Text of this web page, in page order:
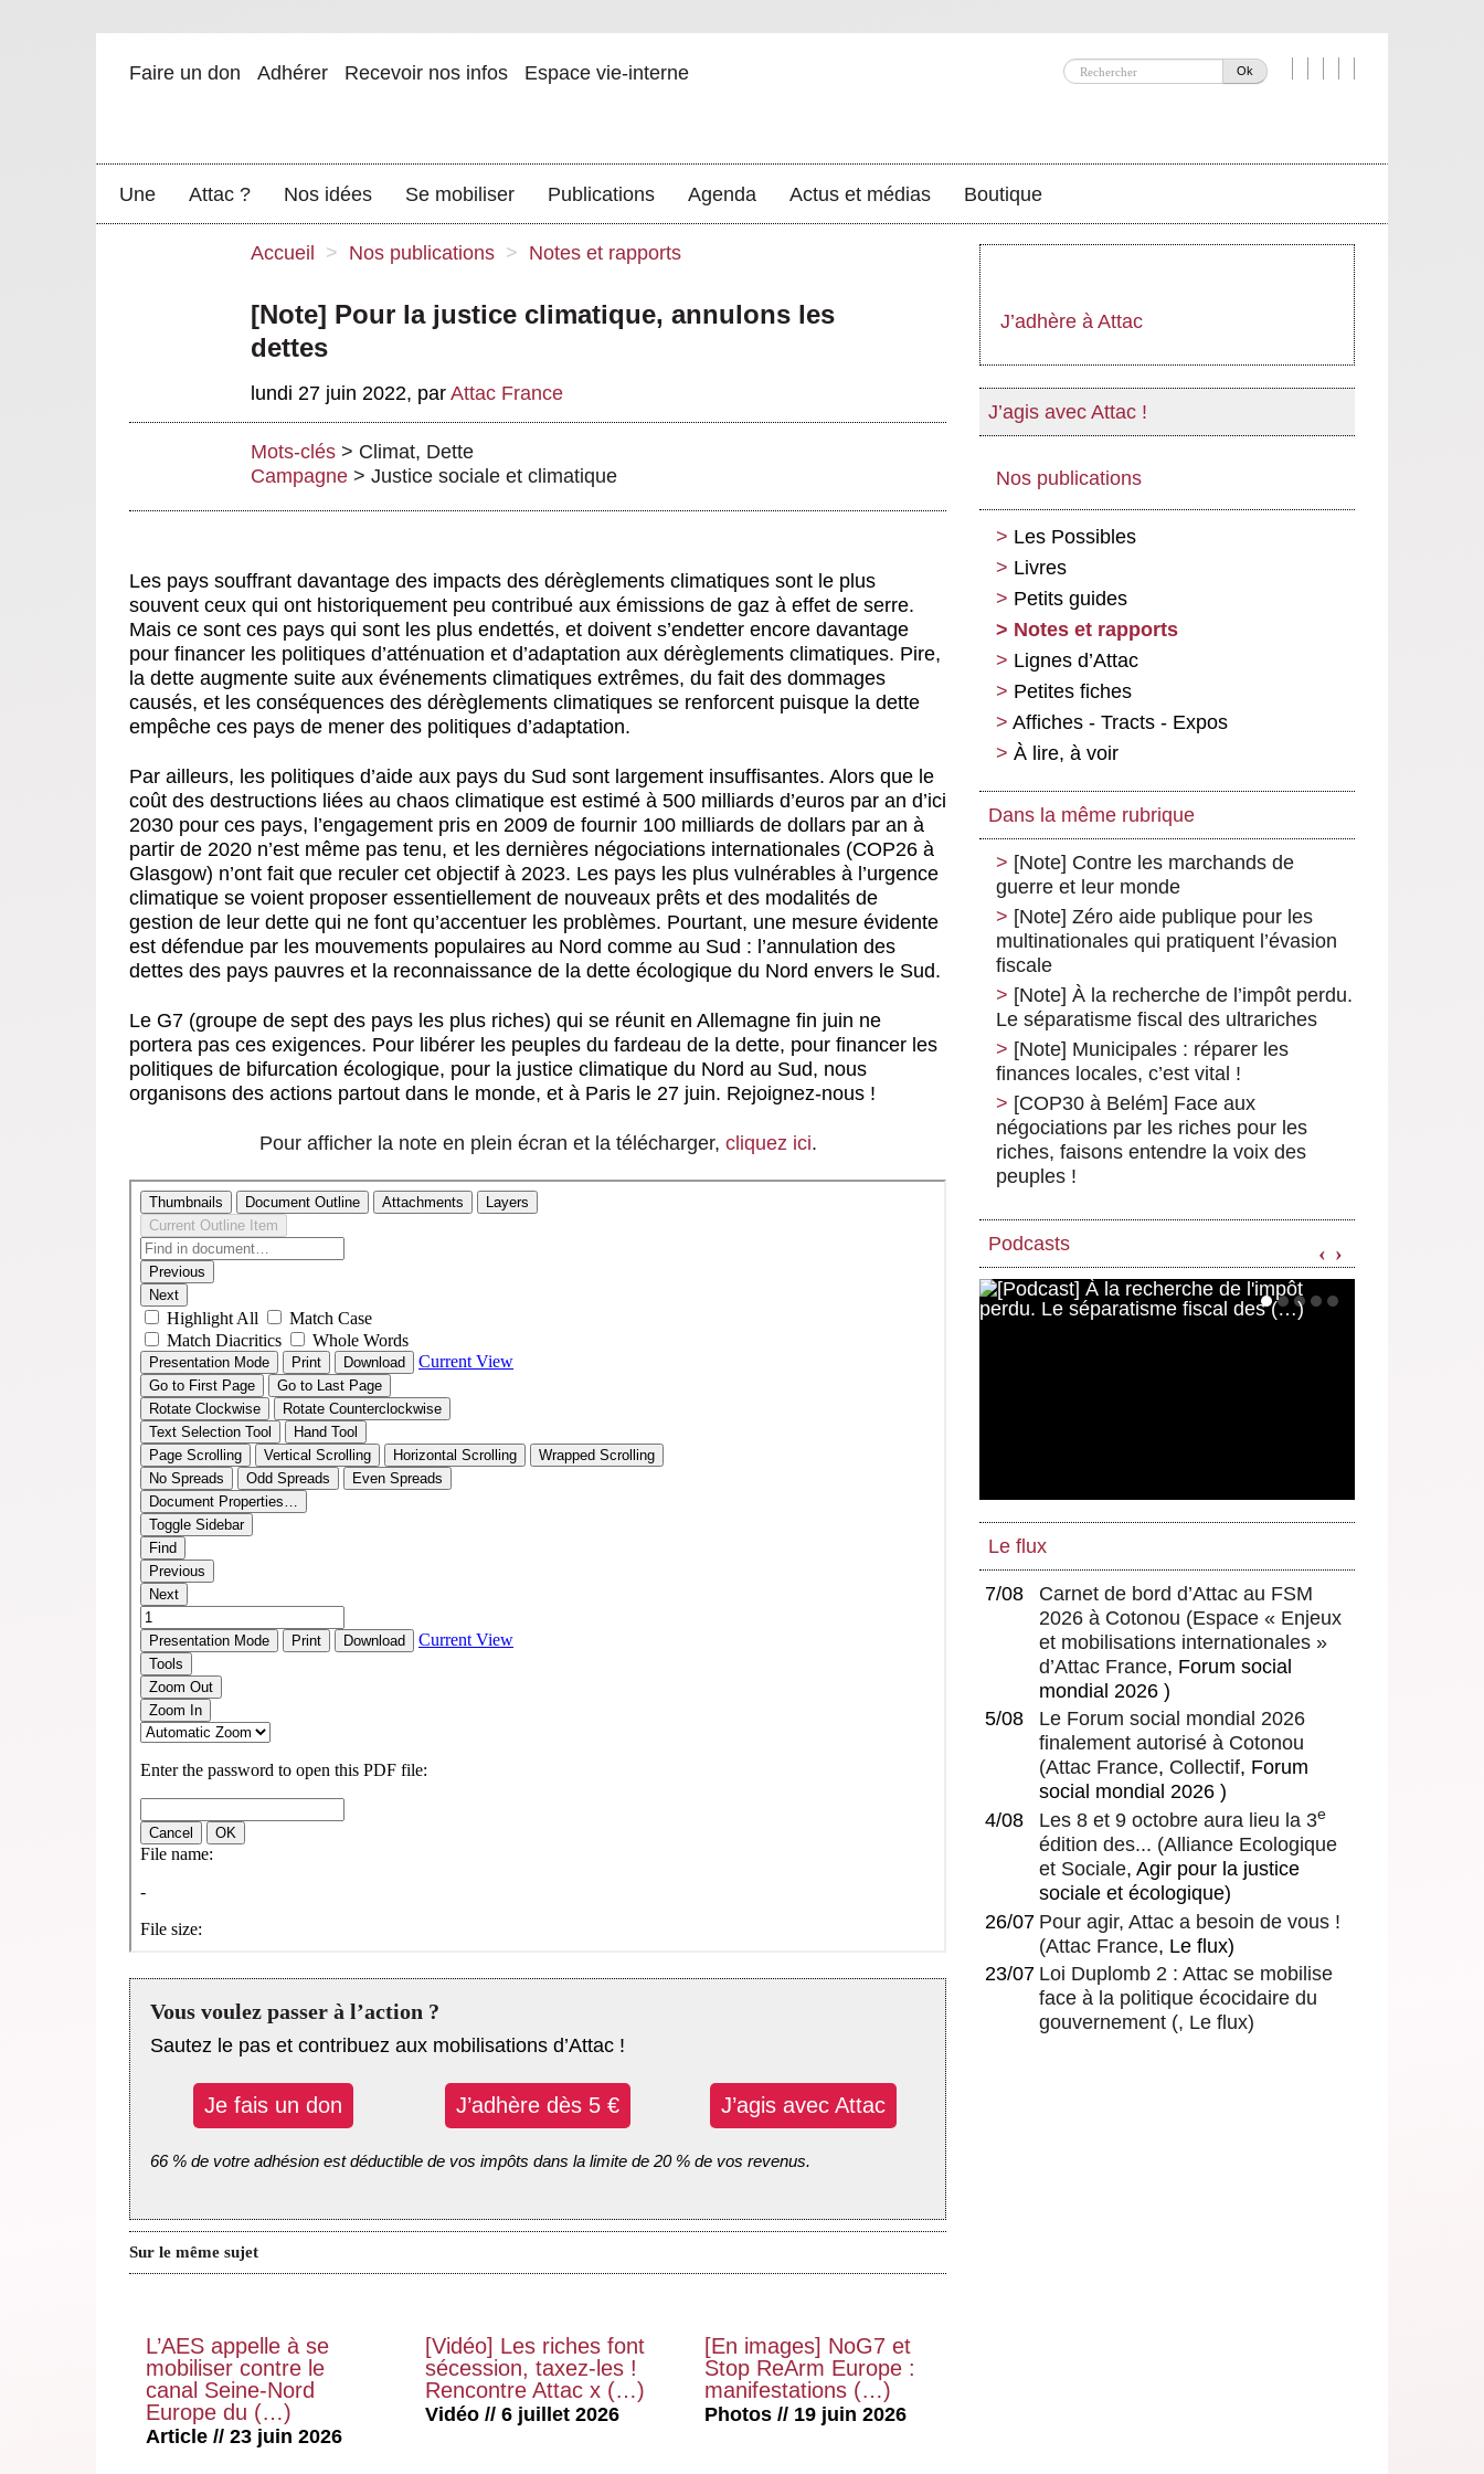
Ok
Faire un don Adhérer Recevoir nos infos Espace vie-interne
Une Attac ? Nos idées Se mobiliser Publications Agenda Actus et médias Boutique
Accueil > Nos publications > Notes et rapports
[Note] Pour la justice climatique, annulons les
dettes
lundi 27 juin 2022, par Attac France
Mots-clés > Climat, Dette
Campagne > Justice sociale et climatique
Les pays souffrant davantage des impacts des dérèglements climatiques sont le plus
souvent ceux qui ont historiquement peu contribué aux émissions de gaz à effet de serre.
Mais ce sont ces pays qui sont les plus endettés, et doivent s’endetter encore davantage
pour financer les politiques d’atténuation et d’adaptation aux dérèglements climatiques. Pire,
la dette augmente suite aux événements climatiques extrêmes, du fait des dommages
causés, et les conséquences des dérèglements climatiques se renforcent puisque la dette
empêche ces pays de mener des politiques d’adaptation.
Par ailleurs, les politiques d’aide aux pays du Sud sont largement insuffisantes. Alors que le
coût des destructions liées au chaos climatique est estimé à 500 milliards d’euros par an d’ici
2030 pour ces pays, l’engagement pris en 2009 de fournir 100 milliards de dollars par an à
partir de 2020 n’est même pas tenu, et les dernières négociations internationales (COP26 à
Glasgow) n’ont fait que reculer cet objectif à 2023. Les pays les plus vulnérables à l’urgence
climatique se voient proposer essentiellement de nouveaux prêts et des modalités de
gestion de leur dette qui ne font qu’accentuer les problèmes. Pourtant, une mesure évidente
est défendue par les mouvements populaires au Nord comme au Sud : l’annulation des
dettes des pays pauvres et la reconnaissance de la dette écologique du Nord envers le Sud.
Le G7 (groupe de sept des pays les plus riches) qui se réunit en Allemagne fin juin ne
portera pas ces exigences. Pour libérer les peuples du fardeau de la dette, pour financer les
politiques de bifurcation écologique, pour la justice climatique du Nord au Sud, nous
organisons des actions partout dans le monde, et à Paris le 27 juin. Rejoignez-nous !
Pour afficher la note en plein écran et la télécharger, cliquez ici.
Vous voulez passer à l’action ?
Sautez le pas et contribuez aux mobilisations d’Attac !
Je fais un don J’adhère dès 5 € J’agis avec Attac
66 % de votre adhésion est déductible de vos impôts dans la limite de 20 % de vos revenus.
Sur le même sujet
L’AES appelle à se
mobiliser contre le
canal Seine-Nord
Europe du (…)
Article // 23 juin 2026
[Vidéo] Les riches font
sécession, taxez-les !
Rencontre Attac x (…)
Vidéo // 6 juillet 2026
[En images] NoG7 et
Stop ReArm Europe :
manifestations (…)
Photos // 19 juin 2026
J’adhère à Attac
J’agis avec Attac !
Nos publications
Les Possibles
Livres
Petits guides
Notes et rapports
Lignes d’Attac
Petites fiches
Affiches - Tracts - Expos
À lire, à voir
Dans la même rubrique
[Note] Contre les marchands de
guerre et leur monde
[Note] Zéro aide publique pour les
multinationales qui pratiquent l’évasion
fiscale
[Note] À la recherche de l’impôt perdu.
Le séparatisme fiscal des ultrariches
[Note] Municipales : réparer les
finances locales, c’est vital !
[COP30 à Belém] Face aux
négociations par les riches pour les
riches, faisons entendre la voix des
peuples !
Podcasts ‹ ›
Le flux
7/08
Carnet de bord d’Attac au FSM
2026 à Cotonou (Espace « Enjeux
et mobilisations internationales »
d’Attac France, Forum social
mondial 2026 )
5/08
Le Forum social mondial 2026
finalement autorisé à Cotonou
(Attac France, Collectif, Forum
social mondial 2026 )
4/08
Les 8 et 9 octobre aura lieu la 3e
édition des... (Alliance Ecologique
et Sociale, Agir pour la justice
sociale et écologique)
26/07 Pour agir, Attac a besoin de vous !
(Attac France, Le flux)
23/07 Loi Duplomb 2 : Attac se mobilise
face à la politique écocidaire du
gouvernement (, Le flux)